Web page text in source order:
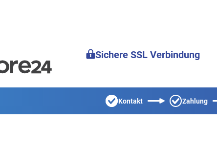
Sichere SSL Verbindung
Kontakt Zahlung